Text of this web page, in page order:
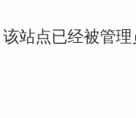
站点已经被管